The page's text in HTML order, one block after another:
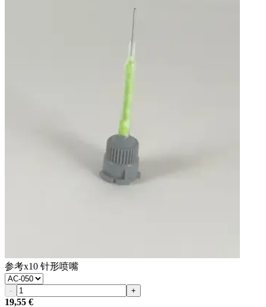
参考x10 针形喷嘴
- +
19,55 €